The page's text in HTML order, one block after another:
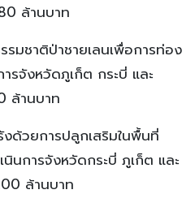
ล้านบาท
รมชาติป่าชายเลนเพื่อการท่อง
รจังหวัดภูเก็ต กระบี่ และ
ล้านบาท
ด้วยการปลูกเสริมในพื้นที่
นการจังหวัดกระบี่ ภูเก็ต และ
ล้านบาท